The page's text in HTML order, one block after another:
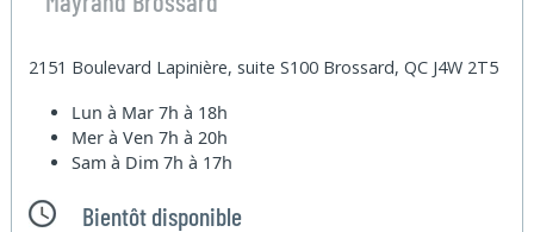
2151 Boulevard Lapinière, suite S100 Brossard, QC J4W 2T5
Lun à Mar7h à 18h
Mer à Ven7h à 20h
Sam à Dim7h à 17h
Bientôt disponible